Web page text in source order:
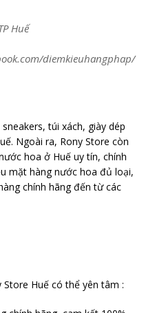
Huế
diemkieuhangphap/
túi xách, giày dép
Ngoài ra, Rony Store còn
hoa ở Huế uy tín, chính
mặt hàng nước hoa đủ loại,
chính hãng đến từ các
Huế có thể yên tâm :